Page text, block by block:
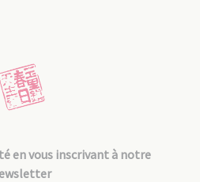
en vous inscrivant à notre